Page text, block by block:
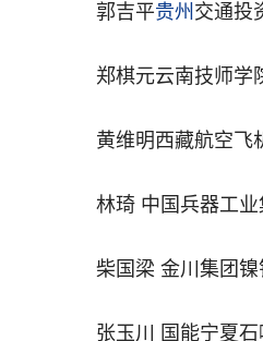
郭吉平贵州 交通投
郑棋元云南技师学
黄维明西藏航空飞
林琦 中国兵器工
柴国梁 金川集团
张玉川 国能宁夏